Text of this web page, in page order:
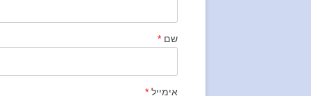
שם *
אימייל *